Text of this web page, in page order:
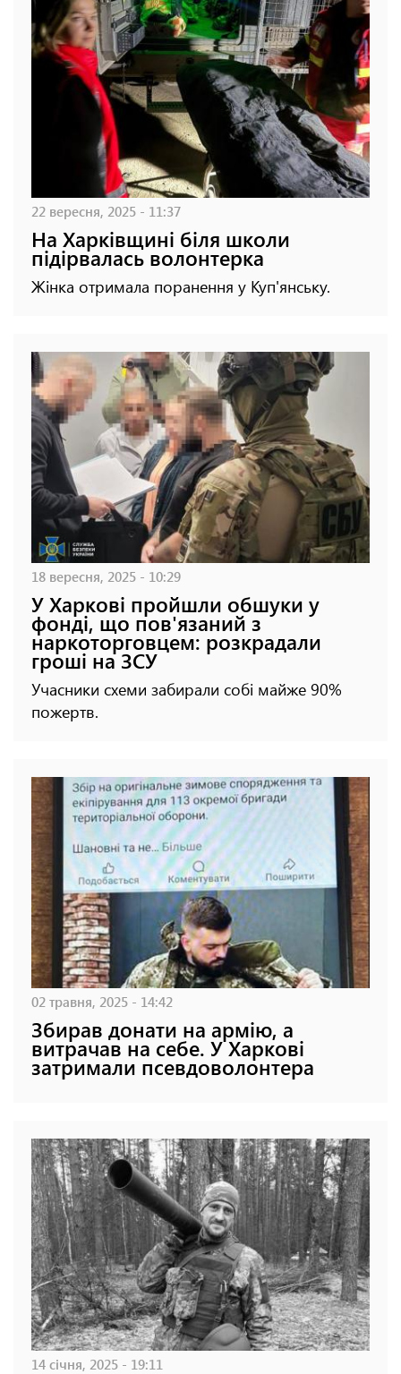
22 вересня, 2025 - 11:37
На Харківщині біля школи
підірвалась волонтерка
Жінка отримала поранення у Куп'янську.
18 вересня, 2025 - 10:29
У Харкові пройшли обшуки у
фонді, що пов'язаний з
наркоторговцем: розкрадали
гроші на ЗСУ
Учасники схеми забирали собі майже 90%
пожертв.
02 травня, 2025 - 14:42
Збирав донати на армію, а
витрачав на себе. У Харкові
затримали псевдоволонтера
14 січня, 2025 - 19:11